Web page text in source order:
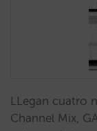
LLegan cuatro
Channel Mix,